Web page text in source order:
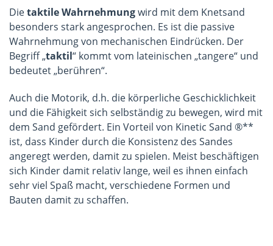
Dietaktile Wahrnehmungwird mit dem Knetsand
besonders stark angesprochen. Es ist die passive
Wahrnehmung von mechanischen Eindrücken. Der
Begriff „taktil“ kommt vom lateinischen „tangere“ und
bedeutet „berühren“.
Auch die Motorik, d.h. die körperliche Geschicklichkeit
und die Fähigkeit sich selbständig zu bewegen, wird mit
dem Sand gefördert. Ein Vorteil von Kinetic Sand ®**
ist, dass Kinder durch die Konsistenz des Sandes
angeregt werden, damit zu spielen. Meist beschäftigen
sich Kinder damit relativ lange, weil es ihnen einfach
sehr viel Spaß macht, verschiedene Formen und
Bauten damit zu schaffen.